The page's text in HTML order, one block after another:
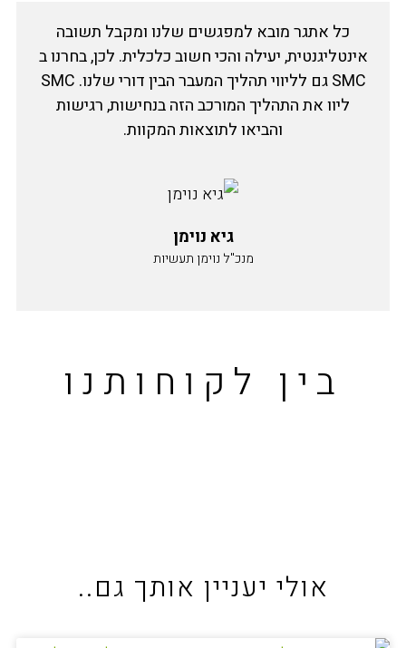
כל אתגר מובא למפגשים שלנו ומקבל תשובה
אינטליגנטית, יעילה והכי חשוב כלכלית. לכן, בחרנו ב
SMC גם לליווי תהליך המעבר הבין דורי שלנו. SMC
ליוו את התהליך המורכב הזה בנחישות, רגישות
והביאו לתוצאות המקוות.
גיא נוימן
מנכ"ל נוימן תעשיות
בין לקוחותנו
אולי יעניין אותך גם..